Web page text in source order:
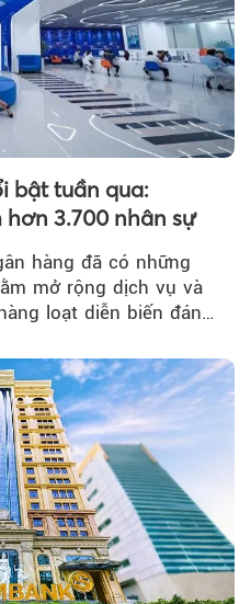
bật tuần qua:
3.700 nhân sự
hàng đã có những
mở rộng dịch vụ và
loạt diễn biến đáng